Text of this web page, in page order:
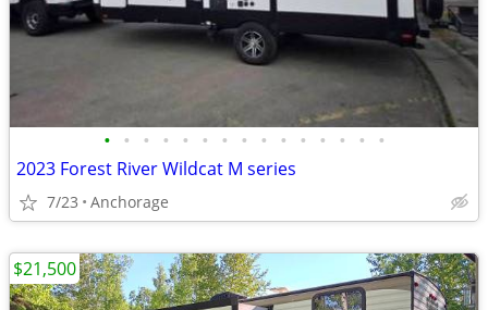
• • • • • • • • • • • • • • •
2023 Forest River Wildcat M series
7/23 Anchorage
$21,500